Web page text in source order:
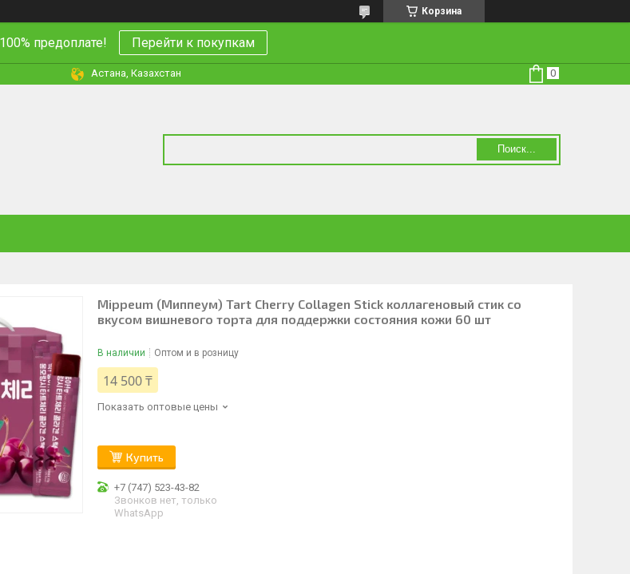
Корзина
предоплате! Перейти к покупкам
Астана, Казахстан
Поиск...
Mippeum (Миппеум) Tart Cherry Collagen Stick коллагеновый стик со
вкусом вишневого торта для поддержки состояния кожи 60 шт
В наличии Оптом и в розницу
14 500 ₸
Показать оптовые цены
Купить
+7 (747) 523-43-82
Звонков нет, только
WhatsApp